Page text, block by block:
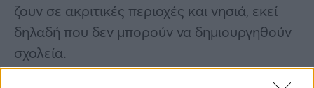
ζουν σε ακριτικές περιοχές και νησιά, εκεί
δηλαδή που δεν μπορούν να δημιουργηθούν
σχολεία.